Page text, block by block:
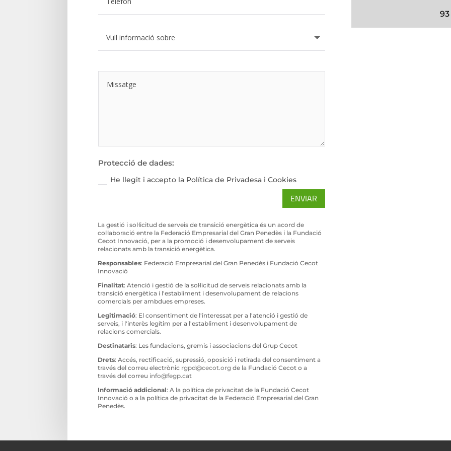
Protecció de dades:
He llegit i accepto la Política de Privadesa i Cookies
ENVIAR
La gestió i sol·licitud de serveis de transició energètica és un acord de
col·laboració entre la Federació Empresarial del Gran Penedès i la Fundació
Cecot Innovació, per a la promoció i desenvolupament de serveis
relacionats amb la transició energètica.
Responsables: Federació Empresarial del Gran Penedès i Fundació Cecot
Innovació
Finalitat: Atenció i gestió de la sol·licitud de serveis relacionats amb la
transició energètica i l'establiment i desenvolupament de relacions
comercials per ambdues empreses.
Legitimació: El consentiment de l'interessat per a l'atenció i gestió de
serveis, i l'interès legítim per a l'establiment i desenvolupament de
relacions comercials.
Destinataris: Les fundacions, gremis i associacions del Grup Cecot
Drets: Accés, rectificació, supressió, oposició i retirada del consentiment a
través del correu electrònic rgpd@cecot.org de la Fundació Cecot o a
través del correu info@fegp.cat
Informació addicional: A la política de privacitat de la Fundació Cecot
Innovació o a la política de privacitat de la Federació Empresarial del Gran
Penedès.